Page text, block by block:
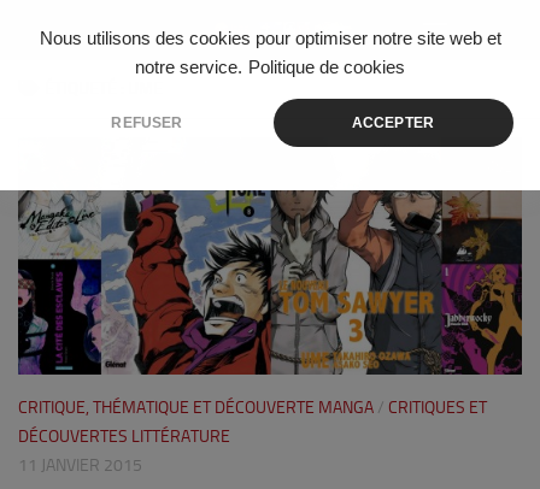
Nous utilisons des cookies pour optimiser notre site web et
notre service. Politique de cookies
REFUSER ACCEPTER
Skip to content
CRITIQUE, THÉMATIQUE ET DÉCOUVERTE MANGA / CRITIQUES ET
DÉCOUVERTES LITTÉRATURE
11 JANVIER 2015